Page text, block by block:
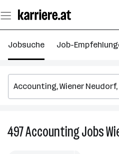
Seiteninhalt
springen
Jobsuche Job-
497AccountingJobs